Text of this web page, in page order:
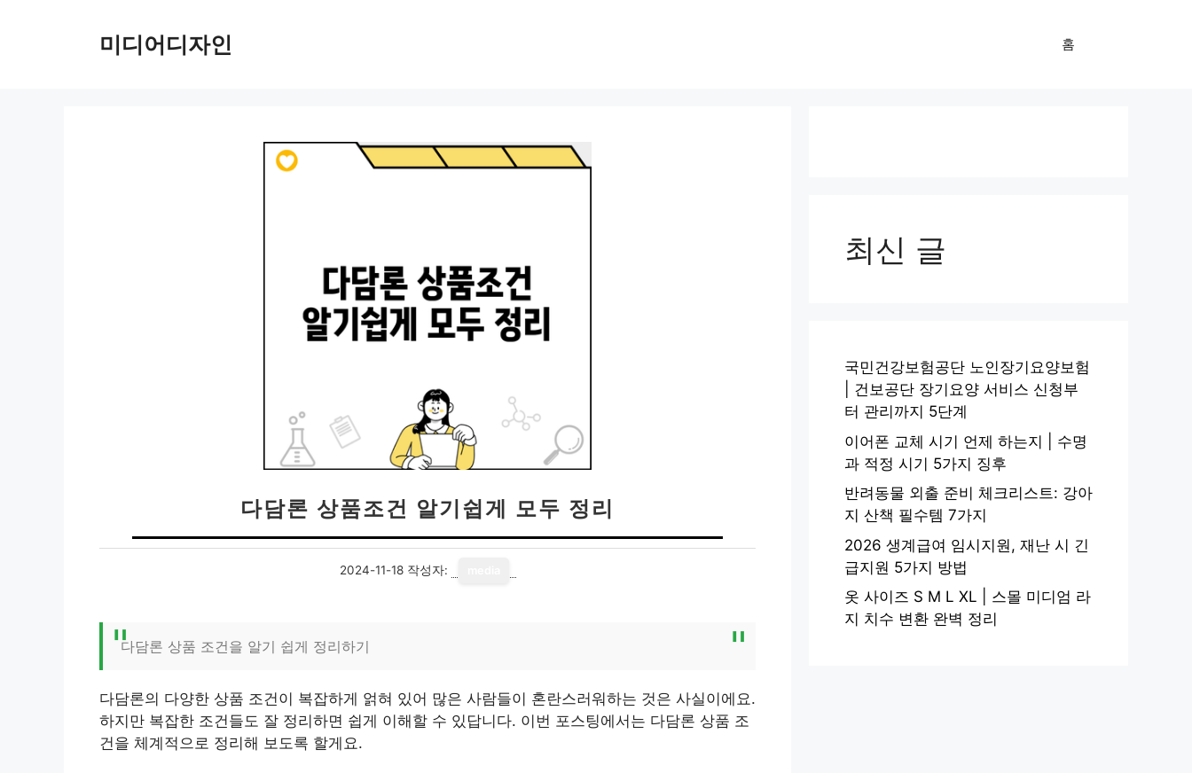
미디어디자인 홈
다담론 상품조건 알기쉽게 모두 정리
2024-11-18 작성자:
다담론 상품 조건을 알기 쉽게 정리하기
다담론의 다양한 상품 조건이 복잡하게 얽혀 있어 많은 사람들이 혼란스러워하는 것은 사실이에요.
하지만 복잡한 조건들도 잘 정리하면 쉽게 이해할 수 있답니다. 이번 포스팅에서는 다담론 상품 조
건을 체계적으로 정리해 보도록 할게요.
최신 글
국민건강보험공단 노인장기요양보험
| 건보공단 장기요양 서비스 신청부
터 관리까지 5단계
이어폰 교체 시기 언제 하는지 | 수명
과 적정 시기 5가지 징후
반려동물 외출 준비 체크리스트: 강아
지 산책 필수템 7가지
2026 생계급여 임시지원, 재난 시 긴
급지원 5가지 방법
옷 사이즈 S M L XL | 스몰 미디엄 라
지 치수 변환 완벽 정리